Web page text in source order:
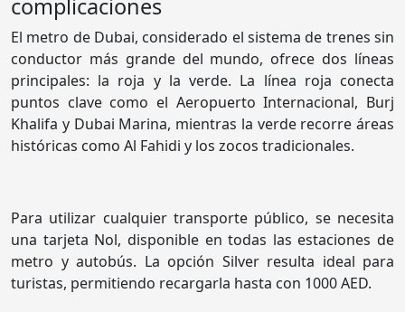
complicaciones
El metro de Dubai, considerado el sistema de trenes sin
conductor más grande del mundo, ofrece dos líneas
principales: la roja y la verde. La línea roja conecta
puntos clave como el Aeropuerto Internacional, Burj
Khalifa y Dubai Marina, mientras la verde recorre áreas
históricas como Al Fahidi y los zocos tradicionales.
Para utilizar cualquier transporte público, se necesita
una tarjeta Nol, disponible en todas las estaciones de
metro y autobús. La opción Silver resulta ideal para
turistas, permitiendo recargarla hasta con 1000 AED.